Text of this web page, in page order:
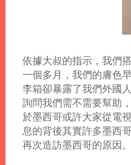
依據大叔的指示，我們
一個多月，我們的膚色
李箱卻暴露了我們外國
詢問我們需不需要幫助
於墨西哥或許大家從電
息的背後其實許多墨西
再次造訪墨西哥的原因。